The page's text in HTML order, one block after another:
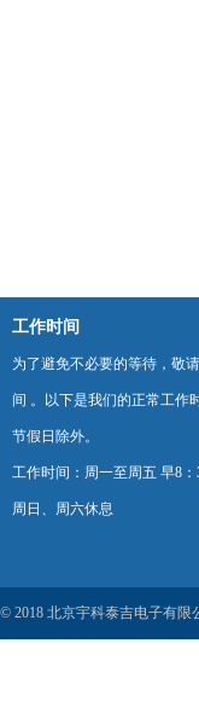
工作时间
为了避免不必要的等待，敬
间 。以下是我们的正常工作
节假日除外。
工作时间：周一至周五 早8：
周日、周六休息
© 2018 北京宇科泰吉电子有限